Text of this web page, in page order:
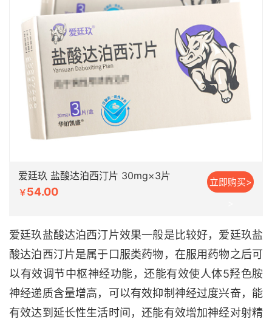
爱廷玖 盐酸达泊西汀片 30mg×3片
￥54.00
立即购买>
爱廷玖盐酸达泊西汀片效果一般是比较好，爱廷玖盐
酸达泊西汀片是属于口服类药物，在服用药物之后可
以有效调节中枢神经功能，还能有效使人体5羟色胺
神经递质含量增高，可以有效抑制神经过度兴奋，能
有效达到延长性生活时间，还能有效增加神经对射精